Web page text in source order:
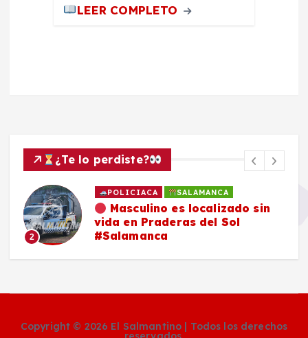
LEER COMPLETO
¿Te lo perdiste?
2
POLICIACA SALAMANCA
Masculino es localizado sin
vida en Praderas del Sol
#Salamanca
Copyright © 2026 El Salmantino | Todos los derechos